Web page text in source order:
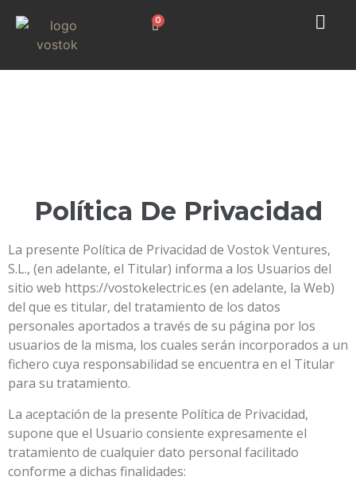
0
Política De Privacidad
La presente Política de Privacidad de Vostok Ventures,
S.L., (en adelante, el Titular) informa a los Usuarios del
sitio web https://vostokelectric.es (en adelante, la Web)
del que es titular, del tratamiento de los datos
personales aportados a través de su página por los
usuarios de la misma, los cuales serán incorporados a un
fichero cuya responsabilidad se encuentra en el Titular
para su tratamiento.
La aceptación de la presente Política de Privacidad,
supone que el Usuario consiente expresamente el
tratamiento de cualquier dato personal facilitado
conforme a dichas finalidades: